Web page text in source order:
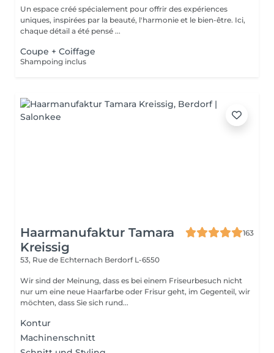
Un espace créé spécialement pour offrir des expériences
uniques, inspirées par la beauté, l'harmonie et le bien-être. Ici,
chaque détail a été pensé ...
Coupe + Coiffage
Shampoing inclus
Haarmanufaktur Tamara
Kreissig
163
53, Rue de Echternach Berdorf L-6550
Wir sind der Meinung, dass es bei einem Friseurbesuch nicht
nur um eine neue Haarfarbe oder Frisur geht, im Gegenteil, wir
möchten, dass Sie sich rund...
Kontur
Machinenschnitt